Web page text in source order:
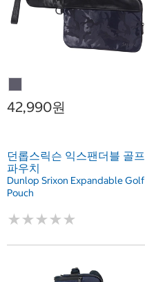
42,990원
던롭스릭슨 익스팬더블 골프
파우치
Dunlop Srixon Expandable Golf
Pouch
★★★★★
★★★★★